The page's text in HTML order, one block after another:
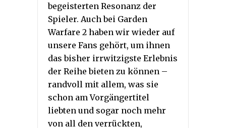
begeisterten Resonanz der
Spieler. Auch bei Garden
Warfare 2 haben wir wieder auf
unsere Fans gehört, um ihnen
das bisher irrwitzigste Erlebnis
der Reihe bieten zu können –
randvoll mit allem, was sie
schon am Vorgängertitel
liebten und sogar noch mehr
von all den verrückten,